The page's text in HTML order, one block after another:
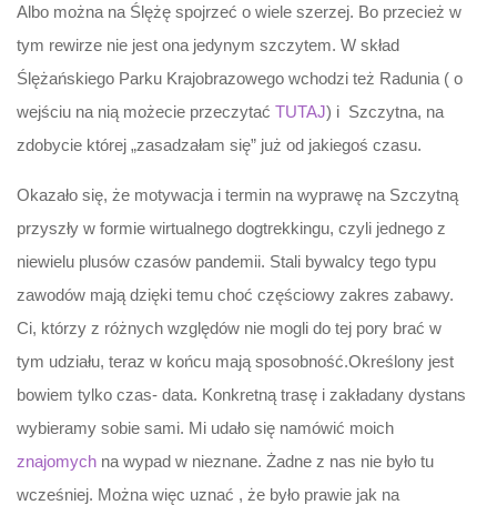
Albo można na Ślężę spojrzeć o wiele szerzej. Bo przecież w
tym rewirze nie jest ona jedynym szczytem. W skład
Ślężańskiego Parku Krajobrazowego wchodzi też Radunia ( o
wejściu na nią możecie przeczytać TUTAJ) i Szczytna, na
zdobycie której „zasadzałam się” już od jakiegoś czasu.
Okazało się, że motywacja i termin na wyprawę na Szczytną
przyszły w formie wirtualnego dogtrekkingu, czyli jednego z
niewielu plusów czasów pandemii. Stali bywalcy tego typu
zawodów mają dzięki temu choć częściowy zakres zabawy.
Ci, którzy z różnych względów nie mogli do tej pory brać w
tym udziału, teraz w końcu mają sposobność.Określony jest
bowiem tylko czas- data. Konkretną trasę i zakładany dystans
wybieramy sobie sami. Mi udało się namówić moich
znajomych na wypad w nieznane. Żadne z nas nie było tu
wcześniej. Można więc uznać , że było prawie jak na